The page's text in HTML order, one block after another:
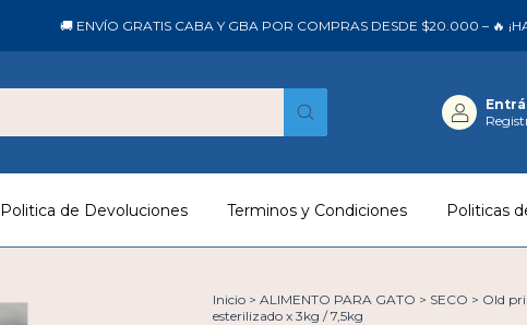
🚚 ENVÍO GRATIS CABA Y GBA POR COMPRAS DESDE $20.000 – 🔥
Entrá
Politica de Devoluciones Terminos y Condiciones Politicas
Inicio > ALIMENTO PARA GATO > SECO > Old
esterilizado x 3kg / 7,5kg